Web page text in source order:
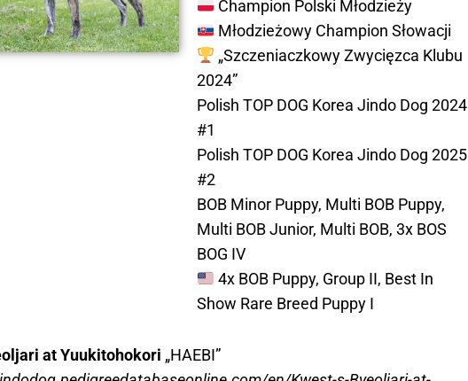
Champion Polski Młodzieży
Młodzieżowy Champion Słowacji
„Szczeniaczkowy Zwycięzca Klubu
2024”
Polish TOP DOG Korea Jindo Dog 2024
#1
Polish TOP DOG Korea Jindo Dog 2025
#2
BOB Minor Puppy, Multi BOB Puppy,
Multi BOB Junior, Multi BOB, 3x BOS
BOG IV
4x BOB Puppy, Group II, Best In
Show Rare Breed Puppy I
at Yuukitohokori „HAEBI”